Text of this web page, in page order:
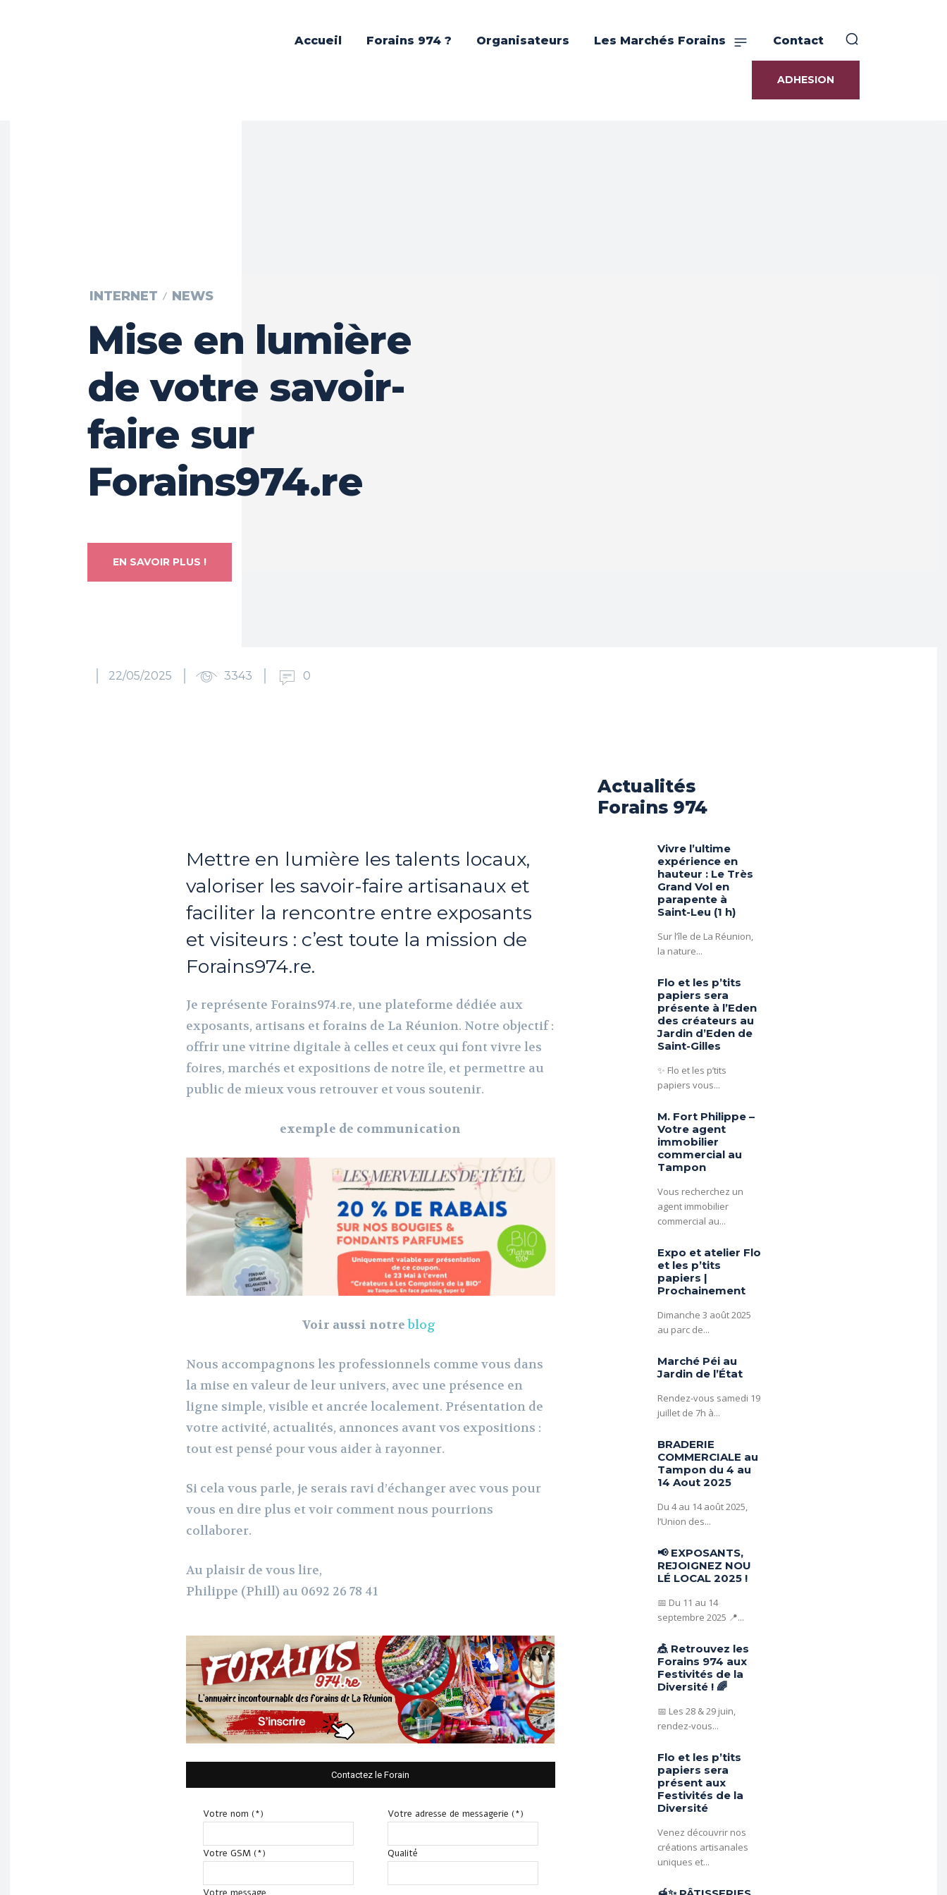
Accueil Forains 974 ? Organisateurs Les Marchés Forains Contact
ADHESION
INTERNET NEWS
Mise en lumière
de votre savoir-
faire sur
Forains974.re
EN SAVOIR PLUS !
22/05/2025 3343 0
Mettre en lumière les talents locaux,
valoriser les savoir-faire artisanaux et
faciliter la rencontre entre exposants
et visiteurs : c’est toute la mission de
Forains974.re.
Je représente Forains974.re, une plateforme dédiée aux
exposants, artisans et forains de La Réunion. Notre objectif :
offrir une vitrine digitale à celles et ceux qui font vivre les
foires, marchés et expositions de notre île, et permettre au
public de mieux vous retrouver et vous soutenir.
exemple de communication
Voir aussi notre blog
Nous accompagnons les professionnels comme vous dans
la mise en valeur de leur univers, avec une présence en
ligne simple, visible et ancrée localement. Présentation de
votre activité, actualités, annonces avant vos expositions :
tout est pensé pour vous aider à rayonner.
Si cela vous parle, je serais ravi d’échanger avec vous pour
vous en dire plus et voir comment nous pourrions
collaborer.
Au plaisir de vous lire,
Philippe (Phill) au 0692 26 78 41
Contactez le Forain
Votre nom (*) Votre adresse de messagerie (*)
Votre GSM (*) Qualité
Actualités
Forains 974
Vivre l’ultime
expérience en
hauteur : Le Très
Grand Vol en
parapente à
Saint-Leu (1 h)
Sur l’île de La Réunion,
la nature...
Flo et les p’tits
papiers sera
présente à l’Eden
des créateurs au
Jardin d’Eden de
Saint-Gilles
✨ Flo et les p’tits
papiers vous...
M. Fort Philippe –
Votre agent
immobilier
commercial au
Tampon
Vous recherchez un
agent immobilier
commercial au...
Expo et atelier Flo
et les p’tits
papiers |
Prochainement
️Dimanche 3 août 2025
au parc de...
Marché Péi au
Jardin de l’État
Rendez-vous samedi 19
juillet de 7h à...
BRADERIE
COMMERCIALE au
Tampon du 4 au
14 Aout 2025
Du 4 au 14 août 2025,
l’Union des...
📢 EXPOSANTS,
REJOIGNEZ NOU
LÉ LOCAL 2025 !
📅 Du 11 au 14
septembre 2025 📍...
🎪 Retrouvez les
Forains 974 aux
Festivités de la
Diversité ! 🌈
📅 Les 28 & 29 juin,
rendez-vous...
Flo et les p’tits
papiers sera
présent aux
Festivités de la
Diversité
Venez découvrir nos
créations artisanales
uniques et...